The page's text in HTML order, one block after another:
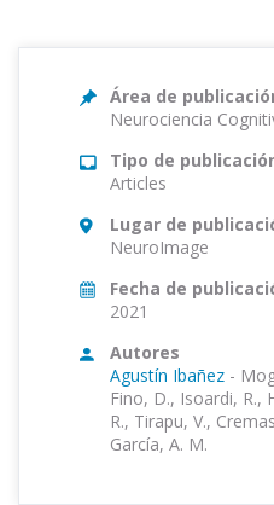
Área de
Neurociencia
Tipo de
Articles
Lugar de
NeuroImage
Fecha de
2021
Autores
Agustín Ibañez -
Fino, D., Isoardi, R.,
R., Tirapu, V.,
García, A. M.